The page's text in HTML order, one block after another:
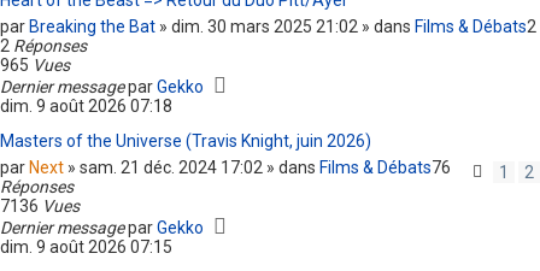
par Breaking the Bat » dim. 30 mars 2025 21:02 » dans Films & Débats2
2 Réponses
965 Vues
Dernier messageparGekko
dim. 9 août 2026 07:18
Masters of the Universe (Travis Knight, juin 2026)
par Next » sam. 21 déc. 2024 17:02 » dans Films & Débats 1 2
76
Réponses
7136 Vues
Dernier messageparGekko
dim. 9 août 2026 07:15